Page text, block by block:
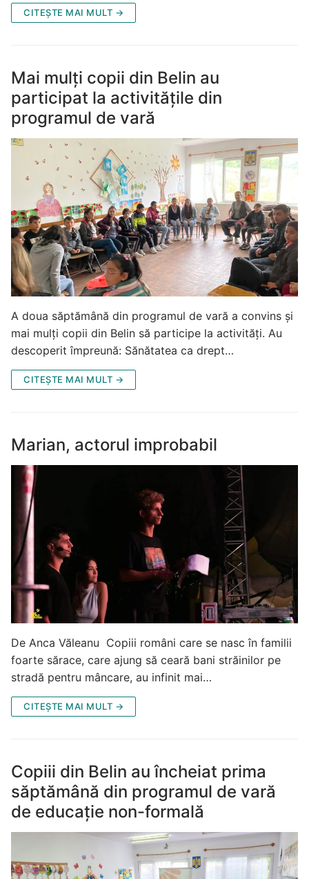
CITEȘTE MAI MULT →
Mai mulți copii din Belin au
participat la activitățile din
programul de vară
A doua săptămână din programul de vară a convins și
mai mulți copii din Belin să participe la activități. Au
descoperit împreună: Sănătatea ca drept…
CITEȘTE MAI MULT →
Marian, actorul improbabil
De Anca Văleanu Copiii români care se nasc în familii
foarte sărace, care ajung să ceară bani străinilor pe
stradă pentru mâncare, au infinit mai…
CITEȘTE MAI MULT →
Copiii din Belin au încheiat prima
săptămână din programul de vară
de educație non-formală